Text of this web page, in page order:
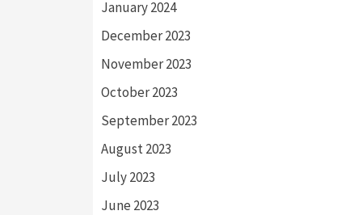
January 2024
December 2023
November 2023
October 2023
September 2023
August 2023
July 2023
June 2023